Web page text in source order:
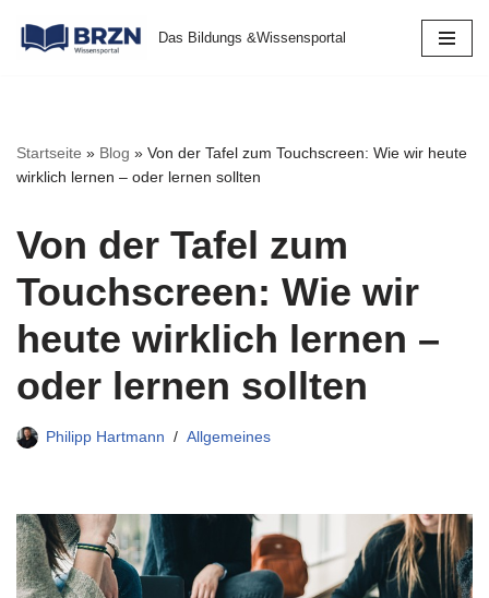
Zum
Das Bildungs &Wissensportal
Startseite » Blog » Von der Tafel zum Touchscreen: Wie wir heute
wirklich lernen – oder lernen sollten
Von der Tafel zum
Touchscreen: Wie wir
heute wirklich lernen –
oder lernen sollten
Philipp Hartmann Allgemeines